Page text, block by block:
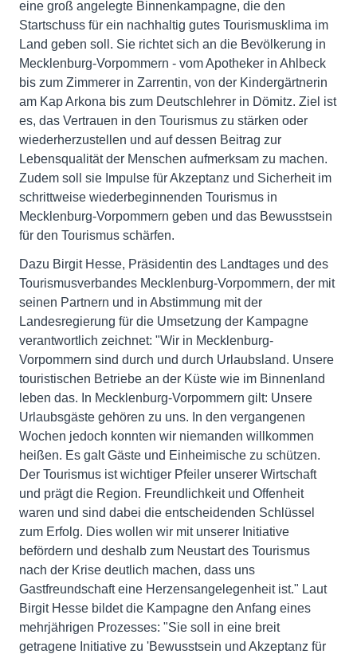
eine groß angelegte Binnenkampagne, die den
Startschuss für ein nachhaltig gutes Tourismusklima im
Land geben soll. Sie richtet sich an die Bevölkerung in
Mecklenburg-Vorpommern - vom Apotheker in Ahlbeck
bis zum Zimmerer in Zarrentin, von der Kindergärtnerin
am Kap Arkona bis zum Deutschlehrer in Dömitz. Ziel ist
es, das Vertrauen in den Tourismus zu stärken oder
wiederherzustellen und auf dessen Beitrag zur
Lebensqualität der Menschen aufmerksam zu machen.
Zudem soll sie Impulse für Akzeptanz und Sicherheit im
schrittweise wiederbeginnenden Tourismus in
Mecklenburg-Vorpommern geben und das Bewusstsein
für den Tourismus schärfen.
Dazu Birgit Hesse, Präsidentin des Landtages und des
Tourismusverbandes Mecklenburg-Vorpommern, der mit
seinen Partnern und in Abstimmung mit der
Landesregierung für die Umsetzung der Kampagne
verantwortlich zeichnet: "Wir in Mecklenburg-
Vorpommern sind durch und durch Urlaubsland. Unsere
touristischen Betriebe an der Küste wie im Binnenland
leben das. In Mecklenburg-Vorpommern gilt: Unsere
Urlaubsgäste gehören zu uns. In den vergangenen
Wochen jedoch konnten wir niemanden willkommen
heißen. Es galt Gäste und Einheimische zu schützen.
Der Tourismus ist wichtiger Pfeiler unserer Wirtschaft
und prägt die Region. Freundlichkeit und Offenheit
waren und sind dabei die entscheidenden Schlüssel
zum Erfolg. Dies wollen wir mit unserer Initiative
befördern und deshalb zum Neustart des Tourismus
nach der Krise deutlich machen, dass uns
Gastfreundschaft eine Herzensangelegenheit ist." Laut
Birgit Hesse bildet die Kampagne den Anfang eines
mehrjährigen Prozesses: "Sie soll in eine breit
getragene Initiative zu 'Bewusstsein und Akzeptanz für